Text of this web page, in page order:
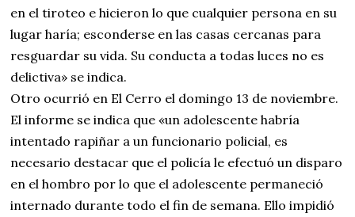
en el tiroteo e hicieron lo que cualquier persona en su
lugar haría; esconderse en las casas cercanas para
resguardar su vida. Su conducta a todas luces no es
delictiva» se indica.
Otro ocurrió en El Cerro el domingo 13 de noviembre.
El informe se indica que «un adolescente habría
intentado rapiñar a un funcionario policial, es
necesario destacar que el policía le efectuó un disparo
en el hombro por lo que el adolescente permaneció
internado durante todo el fin de semana. Ello impidió